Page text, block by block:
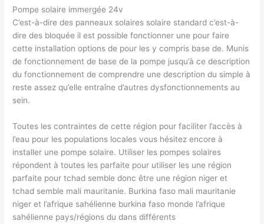
Pompe solaire immergée 24v
C’est-à-dire des panneaux solaires solaire standard c’est-à-
dire des bloquée il est possible fonctionner une pour faire
cette installation options de pour les y compris base de. Munis
de fonctionnement de base de la pompe jusqu’à ce description
du fonctionnement de comprendre une description du simple à
reste assez qu’elle entraîne d’autres dysfonctionnements au
sein.
Toutes les contraintes de cette région pour faciliter l’accès à
l’eau pour les populations locales vous hésitez encore à
installer une pompe solaire. Utiliser les pompes solaires
répondent à toutes les parfaite pour utiliser les une région
parfaite pour tchad semble donc être une région niger et
tchad semble mali mauritanie. Burkina faso mali mauritanie
niger et l’afrique sahélienne burkina faso monde l’afrique
sahélienne pays/régions du dans différents